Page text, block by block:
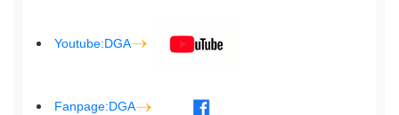
Youtube:DGA
Fanpage:DGA